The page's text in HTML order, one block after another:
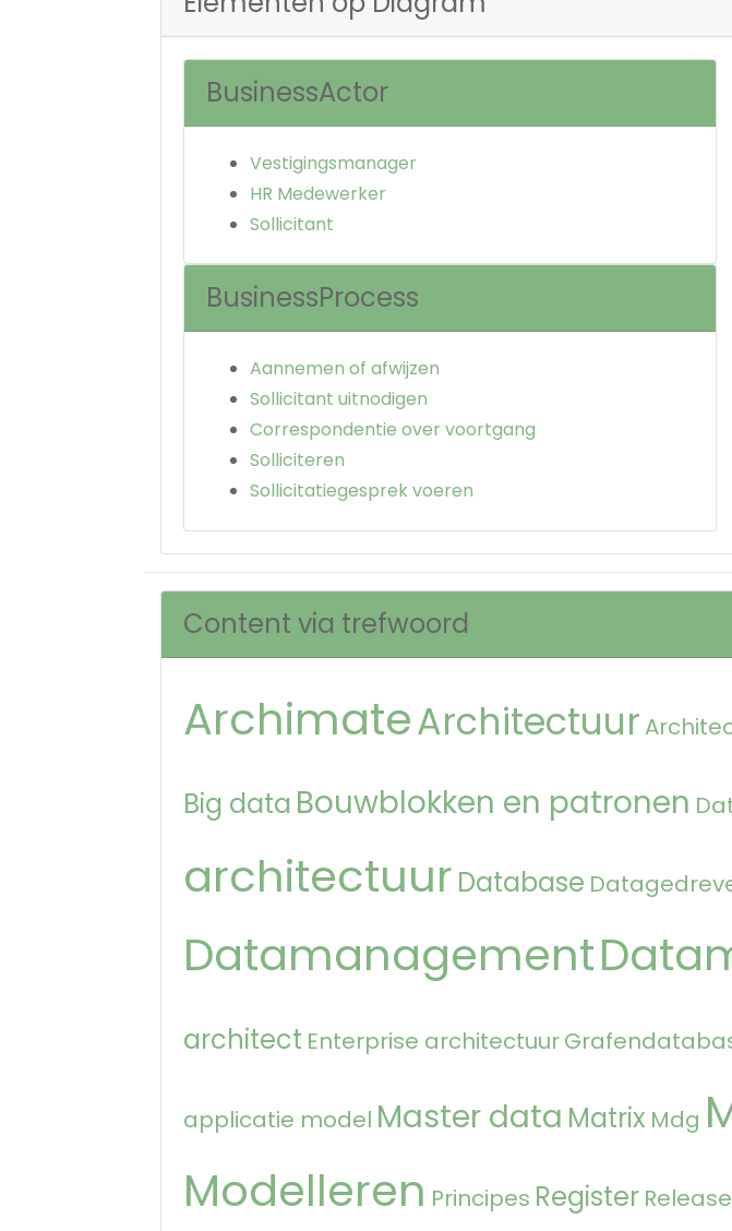
BusinessActor
Vestigingsmanager
HR Medewerker
Sollicitant
BusinessProcess
Aannemen of afwijzen
Sollicitant uitnodigen
Correspondentie over voortgang
Solliciteren
Sollicitatiegesprek voeren
Content via trefwoord
ArchimateArchitectuur
Big data Bouwblokken en patronen
architectuur Database
Datamanagement
architect Enterprise architectuur
applicatie model Master data Matrix Mdg
Modelleren Principes Register